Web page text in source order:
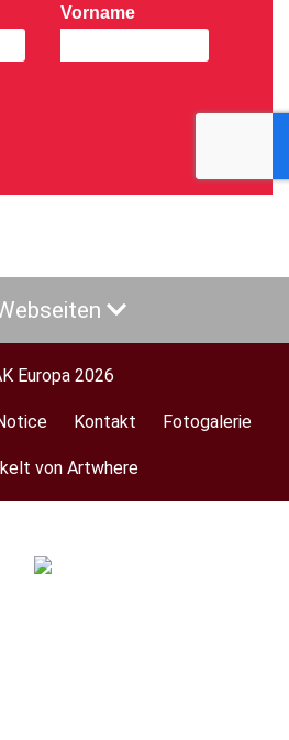
Vorname
Europa 2026
Kontakt Fotogalerie
von Artwhere